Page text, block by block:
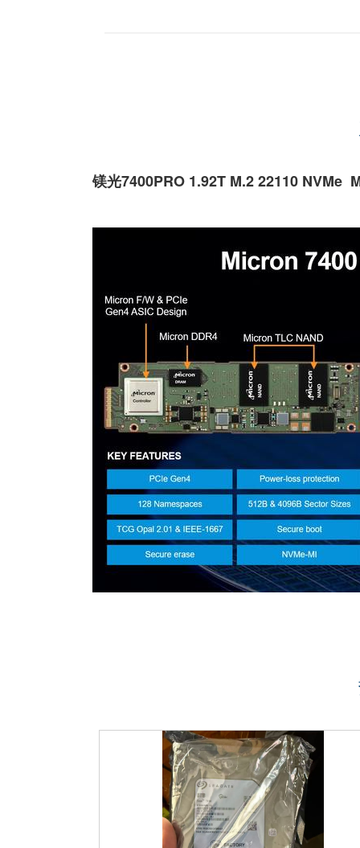
镁光7400PRO 1.92T M.2 22110 NVMe